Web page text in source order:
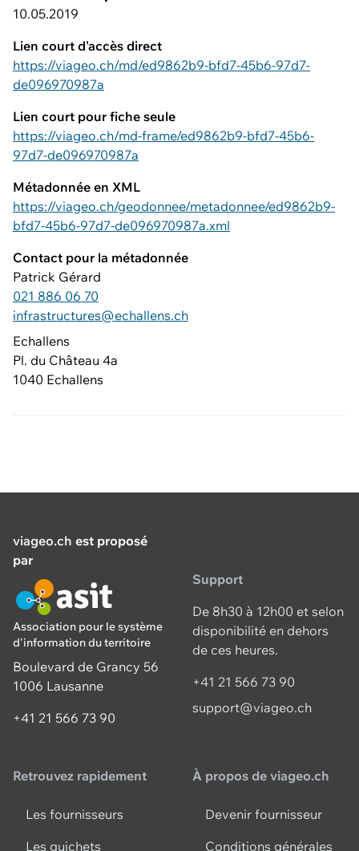
10.05.2019
Lien court d'accès direct
https://viageo.ch/md/ed9862b9-bfd7-45b6-97d7-
de096970987a
Lien court pour fiche seule
https://viageo.ch/md-frame/ed9862b9-bfd7-45b6-
97d7-de096970987a
Métadonnée en XML
https://viageo.ch/geodonnee/metadonnee/ed9862b9-
bfd7-45b6-97d7-de096970987a.xml
Contact pour la métadonnée
Patrick Gérard
021 886 06 70
infrastructures@echallens.ch
Echallens
Pl. du Château 4a
1040 Echallens
viageo.ch est proposé
par
Association pour le système
d'information du territoire
Boulevard de Grancy 56
1006 Lausanne
+41 21 566 73 90
Support
De 8h30 à 12h00 et selon
disponibilité en dehors
de ces heures.
+41 21 566 73 90
support@viageo.ch
Retrouvez rapidement
Les fournisseurs
Les guichets
À propos de viageo.ch
Devenir fournisseur
Conditions générales